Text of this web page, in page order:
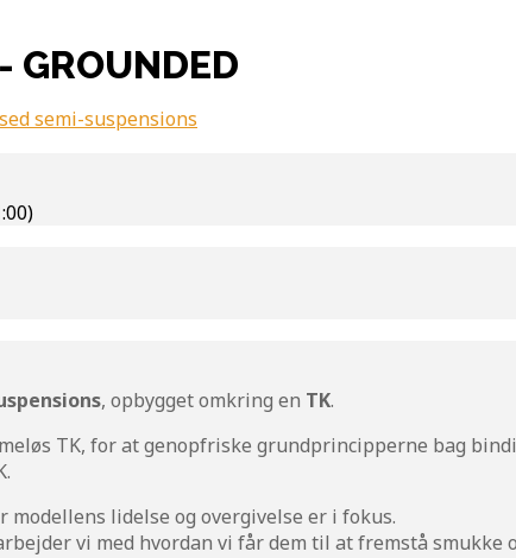
GROUNDED
semi-suspensions
, opbygget omkring en TK.
TK, for at genopfriske grundprincipperne bag
modellens lidelse og overgivelse er i fokus.
vi med hvordan vi får dem til at fremstå smukke